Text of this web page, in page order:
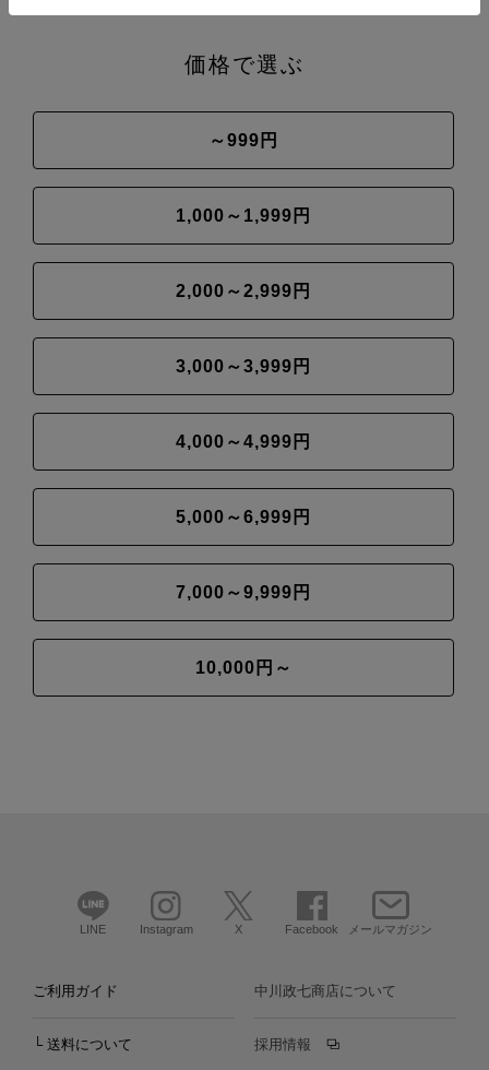
価格で選ぶ
～999円
1,000～1,999円
2,000～2,999円
3,000～3,999円
4,000～4,999円
5,000～6,999円
7,000～9,999円
10,000円～
LINE Instagram X Facebook メールマガジン
ご利用ガイド
└ 送料について
中川政七商店について
採用情報